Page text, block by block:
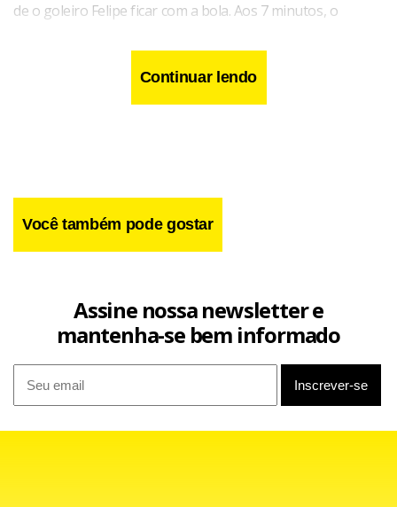
de o goleiro Felipe ficar com a bola. Aos 7 minutos, o
para dentro do gol, mas o assistente marcou impedimento,
Continuar lendo
Você também pode gostar
Assine nossa newsletter e
mantenha-se bem informado